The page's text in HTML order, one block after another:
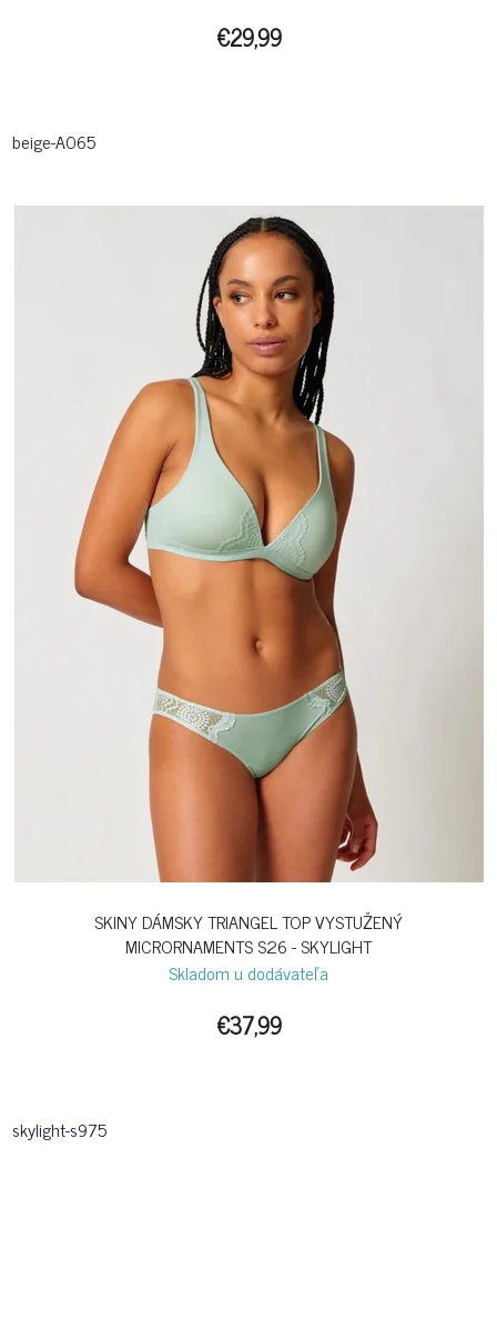
€29,99
beige-A065
SKINY DÁMSKY TRIANGEL TOP VYSTUŽENÝ
MICRORNAMENTS S26 - SKYLIGHT
Skladom u dodávateľa
€37,99
skylight-s975